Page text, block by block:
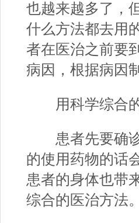
也越来越多了，
什么方法都去用
者在医治之前要
病因，根据病因
用科学综合的
患者先要确诊
的使用药物的话
患者的身体也带
综合的医治方法。